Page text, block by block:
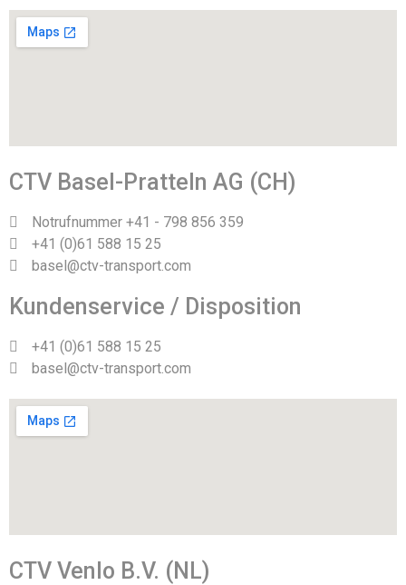
CTV Basel-Pratteln AG (CH)
Notrufnummer +41 - 798 856 359
+41 (0)61 588 15 25
basel@ctv-transport.com
Kundenservice / Disposition
+41 (0)61 588 15 25
basel@ctv-transport.com
CTV Venlo B.V. (NL)